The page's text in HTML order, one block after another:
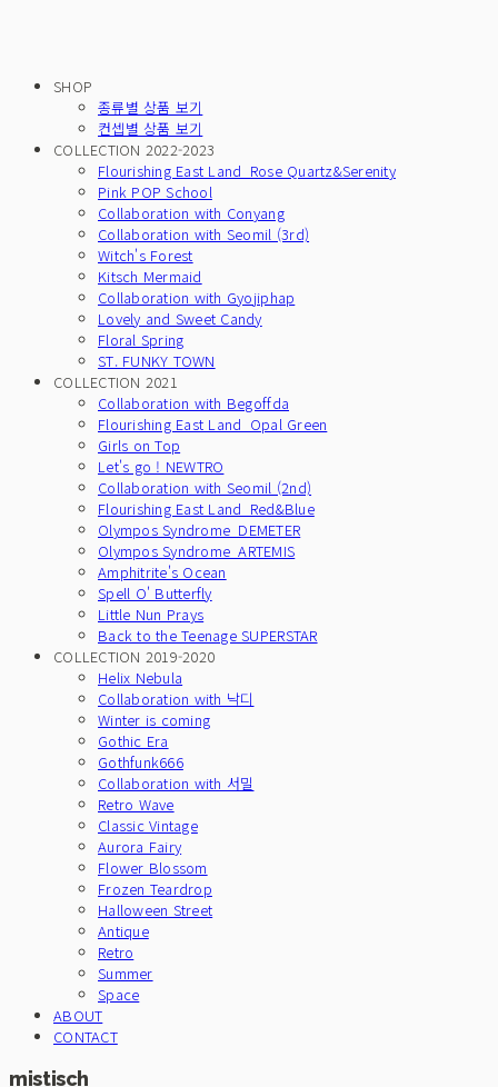
SHOP
종류별 상품 보기
컨셉별 상품 보기
COLLECTION 2022-2023
Flourishing East Land_Rose Quartz&Serenity
Pink POP School
Collaboration with Conyang
Collaboration with Seomil (3rd)
Witch's Forest
Kitsch Mermaid
Collaboration with Gyojiphap
Lovely and Sweet Candy
Floral Spring
ST. FUNKY TOWN
COLLECTION 2021
Collaboration with Begoffda
Flourishing East Land_Opal Green
Girls on Top
Let's go ! NEWTRO
Collaboration with Seomil (2nd)
Flourishing East Land_Red&Blue
Olympos Syndrome_DEMETER
Olympos Syndrome_ARTEMIS
Amphitrite's Ocean
Spell O' Butterfly
Little Nun Prays
Back to the Teenage SUPERSTAR
COLLECTION 2019-2020
Helix Nebula
Collaboration with 낙디
Winter is coming
Gothic Era
Gothfunk666
Collaboration with 서밀
Retro Wave
Classic Vintage
Aurora Fairy
Flower Blossom
Frozen Teardrop
Halloween Street
Antique
Retro
Summer
Space
ABOUT
CONTACT
mistisch